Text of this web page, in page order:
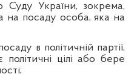
Суду України, зокрема,
на посаду особа, яка на
в політичній партії,
політичні цілі або бере